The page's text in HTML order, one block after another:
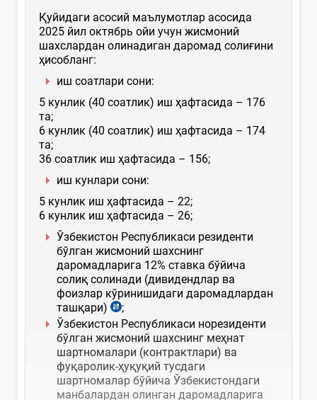
Қуйидаги асосий маълумотлар асосида
2025 йил октябрь ойи учун жисмоний
шахслардан олинадиган даромад солиғини
ҳисобланг:
иш соатлари сони:
5 кунлик (40 соатлик) иш ҳафтасида – 176
та;
6 кунлик (40 соатлик) иш ҳафтасида – 174
та;
36 соатлик иш ҳафтасида – 156;
иш кунлари сони:
5 кунлик иш ҳафтасида – 22;
6 кунлик иш ҳафтасида – 26;
Ўзбекистон Республикаси резиденти
бўлган жисмоний шахснинг
даромадларига 12% ставка бўйича
солиқ солинади (дивидендлар ва
фоизлар кўринишидаги даромадлардан
ташқари)
;
Ўзбекистон Республикаси норезиденти
бўлган жисмоний шахснинг меҳнат
шартномалари (контрактлари) ва
фуқаролик-ҳуқуқий тусдаги
шартномалар бўйича Ўзбекистондаги
манбалардан олинган даромадларига